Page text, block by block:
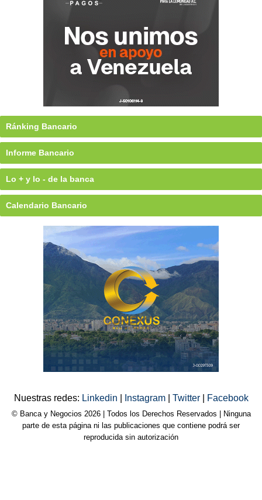
Ránking Bancario
Informe Bancario
Lo + y lo - de la banca
Calendario Bancario
Nuestras redes: Linkedin Instagram Twitter Facebook
© Banca y Negocios 2026 | Todos los Derechos Reservados | Ninguna
parte de esta página ni las publicaciones que contiene podrá ser
reproducida sin autorización